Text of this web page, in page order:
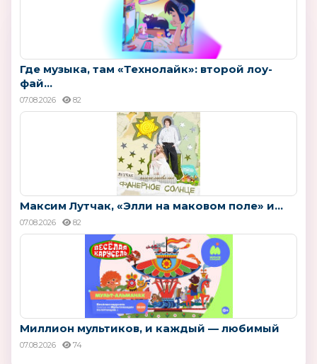
Где музыка, там «Технолайк»: второй лоу-
фай...
07.08.2026 82
Максим Лутчак, «Элли на маковом поле» и...
07.08.2026 82
Миллион мультиков, и каждый — любимый
07.08.2026 74